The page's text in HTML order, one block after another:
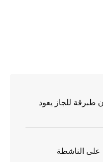
طبرقة للجاز يعود
على الناشطة